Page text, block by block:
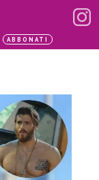
ABBONATI